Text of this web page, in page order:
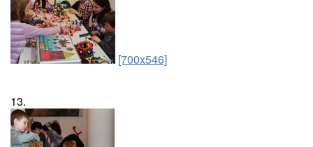
[700x546]
13.